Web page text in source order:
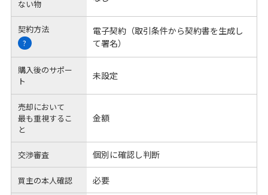
ない物
契約方法
?
電子契約（取引条件から契約書を生成し
て署名）
購入後のサポー
ト
未設定
売却において
最も重視するこ
と
金額
交渉審査 個別に確認し判断
買主の本人確認 必要